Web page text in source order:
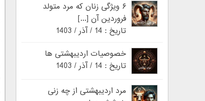
۶ ویژگی زنان که مرد متولد
فروردین آن [...]
تاریخ : 14 / آذر / 1403
خصوصیات اردیبهشتی ها
تاریخ : 14 / آذر / 1403
مرد اردیبهشتی از چه زنی